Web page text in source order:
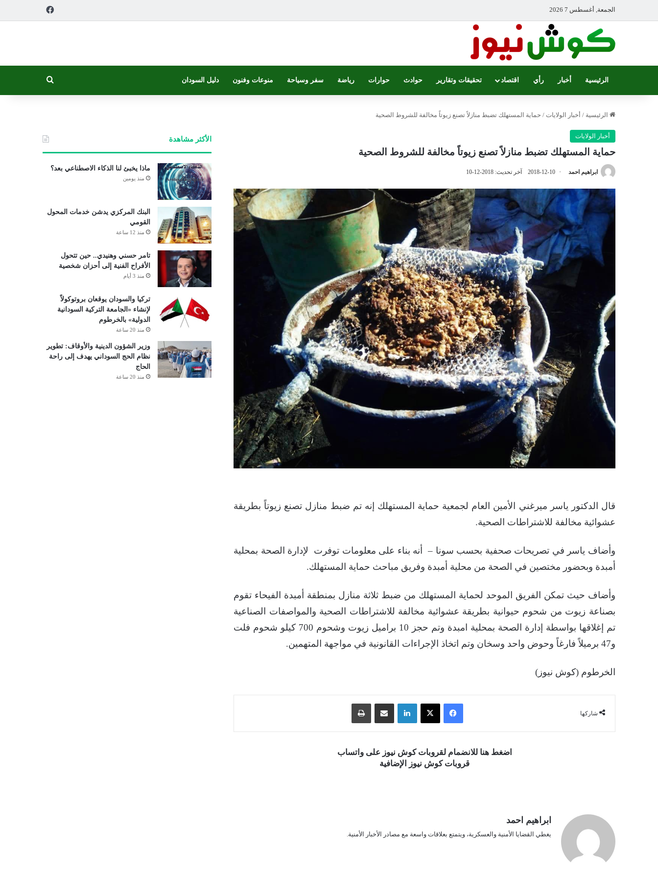
الجمعة, أغسطس 7 2026
الرئيسية أخبار رأي اقتصاد تحقيقات وتقارير حوادث حوارات رياضة سفر وسياحة منوعات وفنون دليل السودان
الرئيسية / أخبار الولايات / حماية المستهلك تضبط منازلاً تصنع زيوتاً مخالفة للشروط الصحية
أخبار الولايات
حماية المستهلك تضبط منازلاً تصنع زيوتاً مخالفة للشروط الصحية
ابراهيم احمد 2018-12-10 آخر تحديث: 2018-12-10
قال الدكتور ياسر ميرغني الأمين العام لجمعية حماية المستهلك إنه تم ضبط منازل تصنع زيوتاً بطريقة
عشوائية مخالفة للاشتراطات الصحية.
وأضاف ياسر في تصريحات صحفية بحسب سونا – أنه بناء على معلومات توفرت لإدارة الصحة بمحلية
أمبدة وبحضور مختصين في الصحة من محلية أمبدة وفريق مباحث حماية المستهلك.
وأضاف حيث تمكن الفريق الموحد لحماية المستهلك من ضبط ثلاثة منازل بمنطقة أمبدة الفيحاء تقوم
بصناعة زيوت من شحوم حيوانية بطريقة عشوائية مخالفة للاشتراطات الصحية والمواصفات الصناعية
تم إغلاقها بواسطة إدارة الصحة بمحلية امبدة وتم حجز 10 براميل زيوت وشحوم 700 كيلو شحوم فلت
و47 برميلاً فارغاً وحوض واحد وسخان وتم اتخاذ الإجراءات القانونية في مواجهة المتهمين.
الخرطوم (كوش نيوز)
شاركها
فيسبوك ‫X لينكدإن مشاركة عبر البريد
اضغط هنا للانضمام لقروبات كوش نيوز على واتساب
قروبات كوش نيوز الإضافية
ابراهيم احمد
يغطي القضايا الأمنية والعسكرية، ويتمتع بعلاقات واسعة مع مصادر الأخبار الأمنية.
الأكثر مشاهدة
ماذا يخبئ لنا الذكاء الاصطناعي بعد؟
منذ يومين
البنك المركزي يدشن خدمات المحول
القومي
منذ 12 ساعة
تامر حسني وهنيدي.. حين تتحول
الأفراح الفنية إلى أحزان شخصية
منذ 3 أيام
تركيا والسودان يوقعان بروتوكولاً
لإنشاء «الجامعة التركية السودانية
الدولية» بالخرطوم
منذ 20 ساعة
وزير الشؤون الدينية والأوقاف: تطوير
نظام الحج السوداني يهدف إلى راحة
الحاج
منذ 20 ساعة